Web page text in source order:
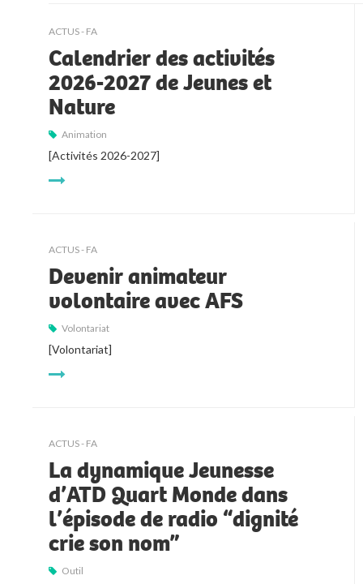
ACTUS - FA
Calendrier des activités
2026-2027 de Jeunes et
Nature
Animation
[Activités 2026-2027]
ACTUS - FA
Devenir animateur
volontaire avec AFS
Volontariat
[Volontariat]
ACTUS - FA
La dynamique Jeunesse
d’ATD Quart Monde dans
l’épisode de radio “dignité
crie son nom”
Outil